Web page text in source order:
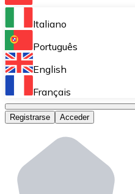
Bitnovo Ramp
Integra nuestra
Bitnovo Giftcards
Bitnovo OTC
Bitnovo ATM
Integra un ATM
Italiano
Português
English
Français
Registrarse Acceder